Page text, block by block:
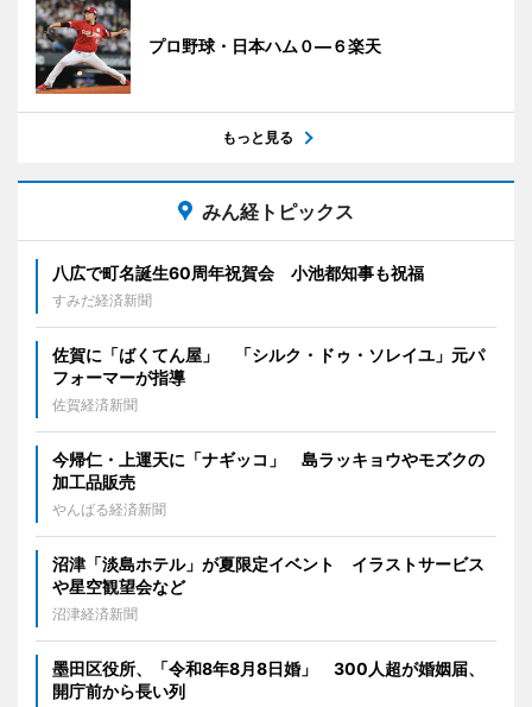
プロ野球・日本ハム０―６楽天
もっと見る
みん経トピックス
八広で町名誕生60周年祝賀会 小池都知事も祝福
すみだ経済新聞
佐賀に「ばくてん屋」 「シルク・ドゥ・ソレイユ」元パ
フォーマーが指導
佐賀経済新聞
今帰仁・上運天に「ナギッコ」 島ラッキョウやモズクの
加工品販売
やんばる経済新聞
沼津「淡島ホテル」が夏限定イベント イラストサービス
や星空観望会など
沼津経済新聞
墨田区役所、「令和8年8月8日婚」 300人超が婚姻届、
開庁前から長い列